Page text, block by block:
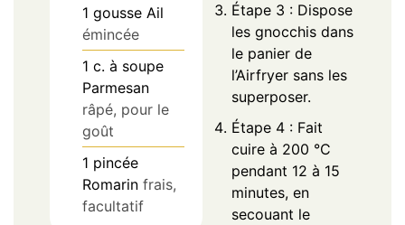
1 gousse Ail
émincée
1 c. à soupe
Parmesan
râpé, pour le
goût
1 pincée
Romarin frais,
facultatif
Étape 3 : Dispose
les gnocchis dans
le panier de
l’Airfryer sans les
superposer.
Étape 4 : Fait
cuire à 200 °C
pendant 12 à 15
minutes, en
secouant le